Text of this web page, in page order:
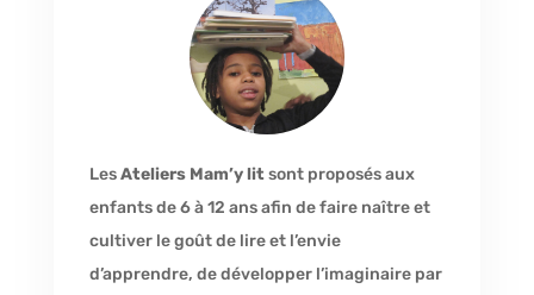
LesAteliers Mam’y litsont proposés aux
enfants de 6 à 12 ans afin de faire naître et
cultiver le goût de lire et l’envie
d’apprendre, de développer l’imaginaire par